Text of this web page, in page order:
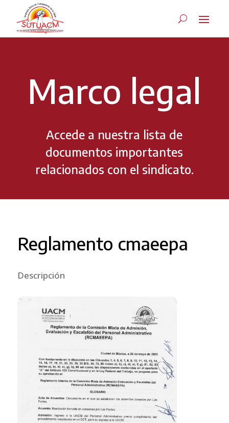
Marco legal
Accede a nuestra lista de
documentos importantes
relacionados con el sindicato.
Reglamento cmaeepa
Descripción